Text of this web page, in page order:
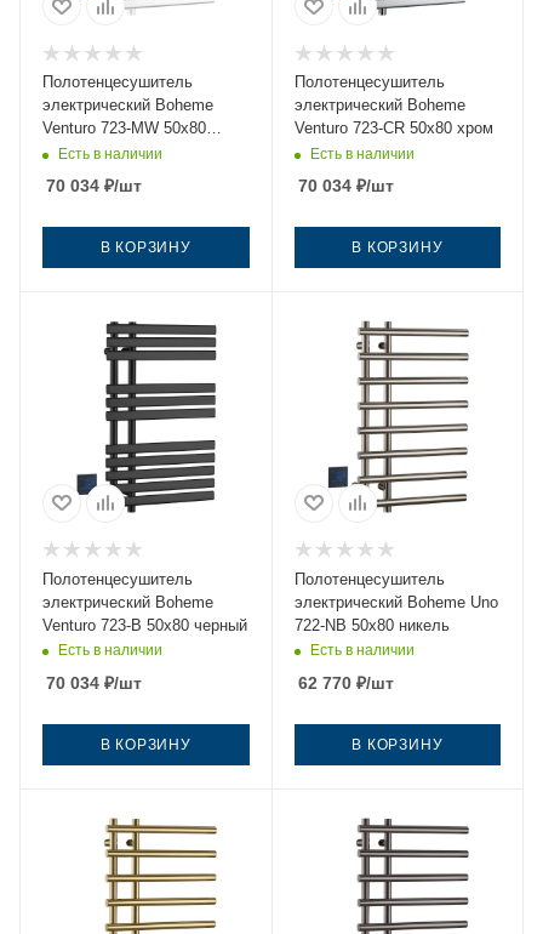
Полотенцесушитель
электрический Boheme
Venturo 723-MW 50х80
белый
Есть в наличии
70 034 ₽/шт
В КОРЗИНУ
Полотенцесушитель
электрический Boheme
Venturo 723-CR 50х80 хром
Есть в наличии
70 034₽/шт
В КОРЗИНУ
Полотенцесушитель
электрический Boheme
Venturo 723-B 50х80 черный
Есть в наличии
70 034 ₽/шт
В КОРЗИНУ
Полотенцесушитель
электрический Boheme Uno
722-NB 50х80 никель
Есть в наличии
62 770₽/шт
В КОРЗИНУ